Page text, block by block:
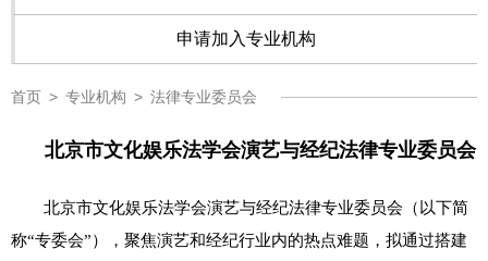
申请加入专业机构
首页 > 专业机构 > 法律专业委员会